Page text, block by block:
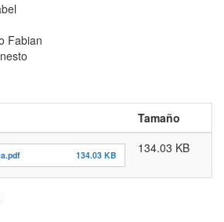
Fabian
Tamaño
134.03 KB 134.03 KB